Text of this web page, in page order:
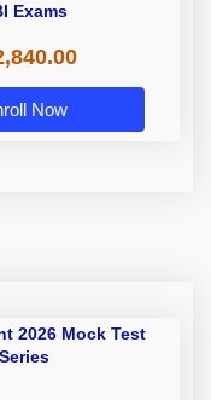
Exams
Now
2026 Mock Test
Series